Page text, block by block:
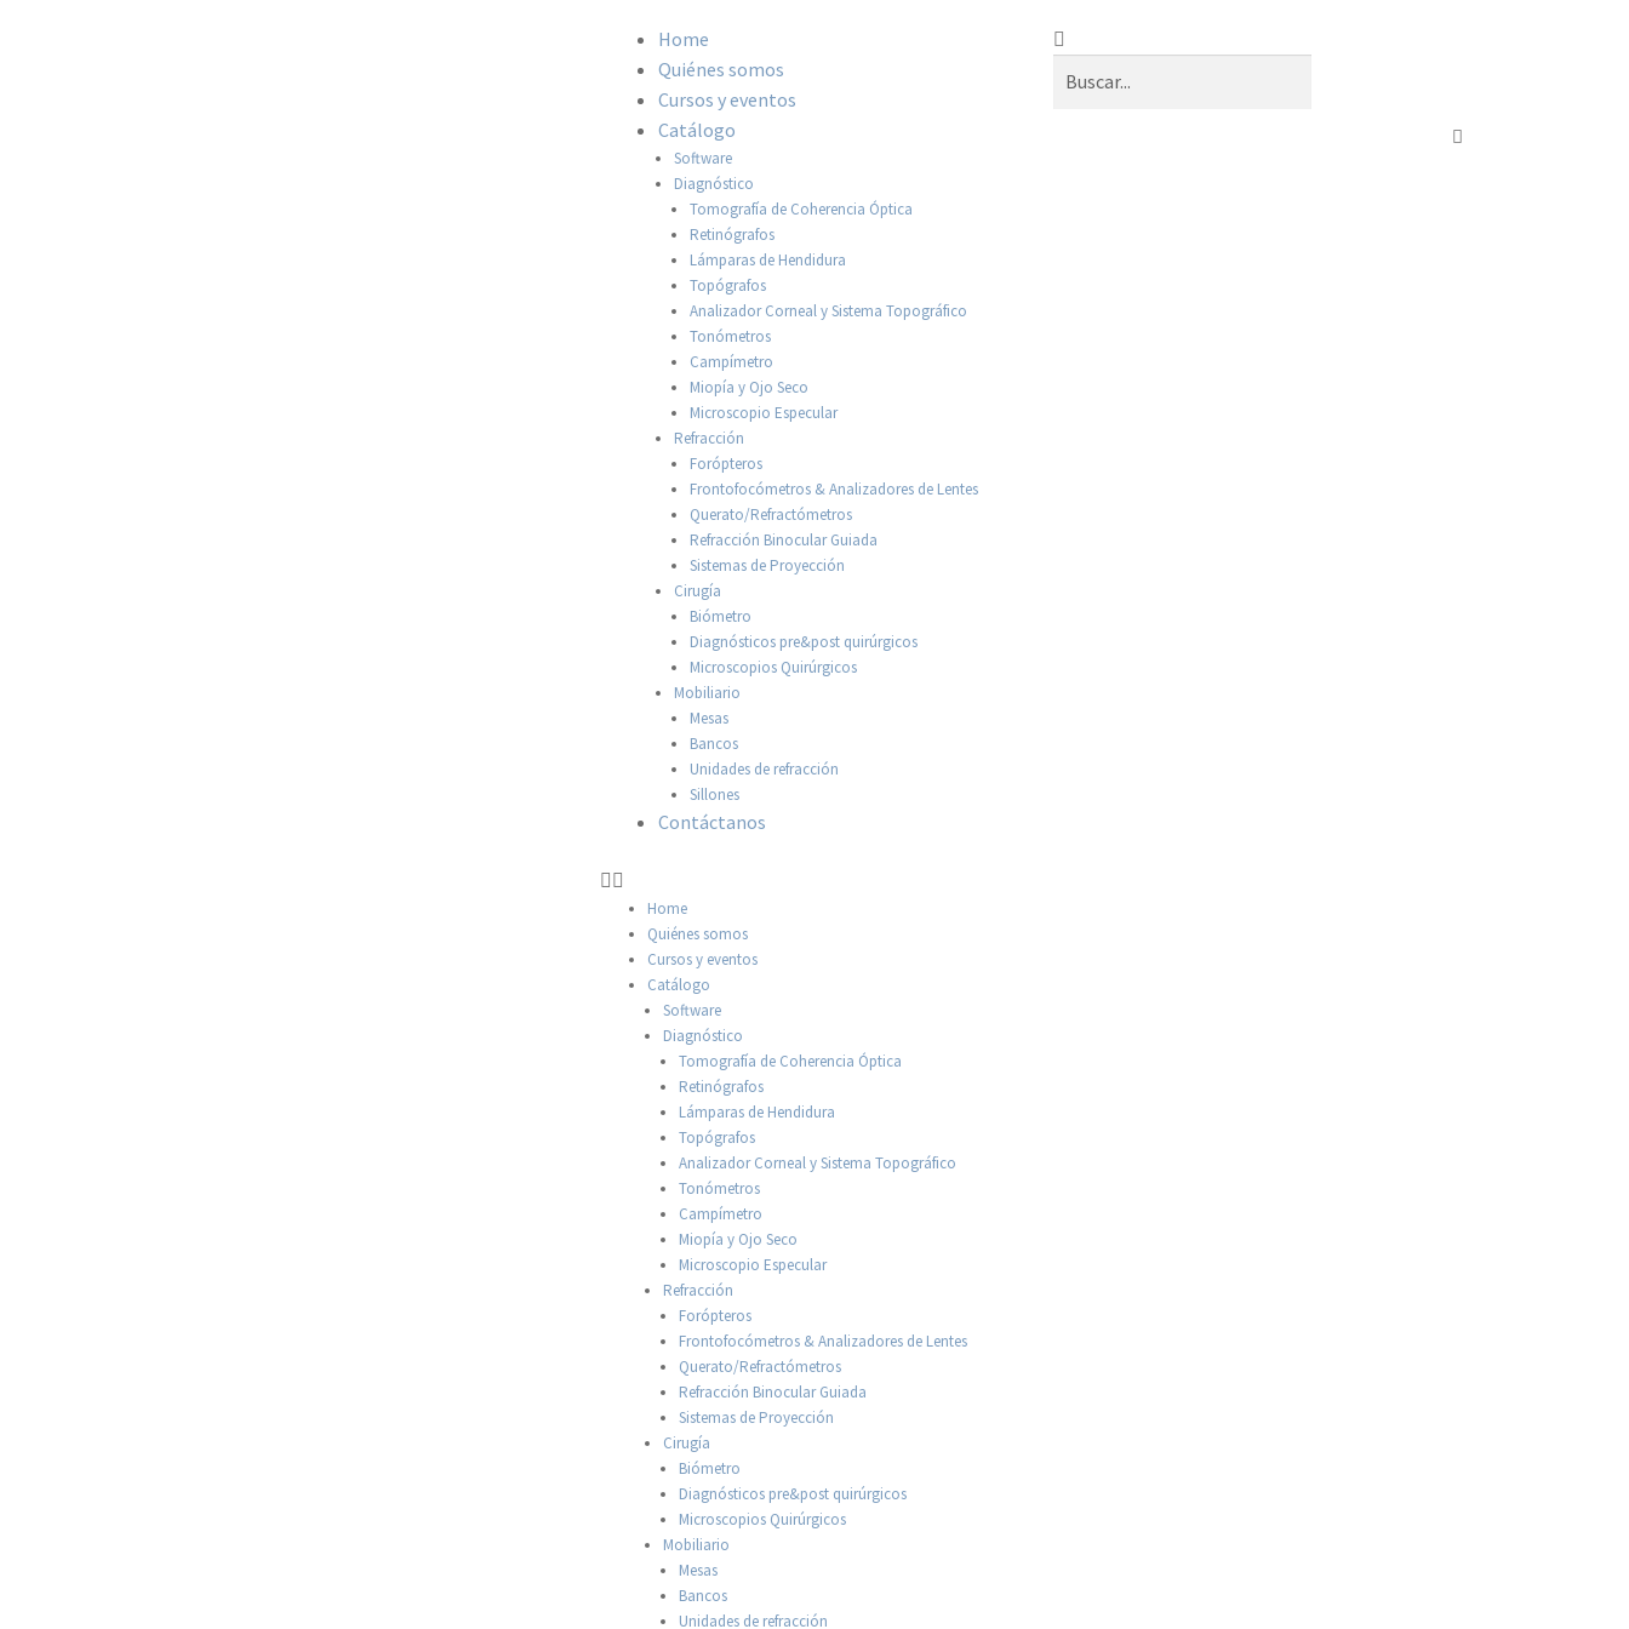
Home
Quiénes somos
Cursos y eventos
Catálogo
Software
Diagnóstico
Tomografía de Coherencia Óptica
Retinógrafos
Lámparas de Hendidura
Topógrafos
Analizador Corneal y Sistema Topográfico
Tonómetros
Campímetro
Miopía y Ojo Seco
Microscopio Especular
Refracción
Forópteros
Frontofocómetros & Analizadores de Lentes
Querato/Refractómetros
Refracción Binocular Guiada
Sistemas de Proyección
Cirugía
Biómetro
Diagnósticos pre&post quirúrgicos
Microscopios Quirúrgicos
Mobiliario
Mesas
Bancos
Unidades de refracción
Sillones
Contáctanos
Home
Quiénes somos
Cursos y eventos
Catálogo
Software
Diagnóstico
Tomografía de Coherencia Óptica
Retinógrafos
Lámparas de Hendidura
Topógrafos
Analizador Corneal y Sistema Topográfico
Tonómetros
Campímetro
Miopía y Ojo Seco
Microscopio Especular
Refracción
Forópteros
Frontofocómetros & Analizadores de Lentes
Querato/Refractómetros
Refracción Binocular Guiada
Sistemas de Proyección
Cirugía
Biómetro
Diagnósticos pre&post quirúrgicos
Microscopios Quirúrgicos
Mobiliario
Mesas
Bancos
Unidades de refracción